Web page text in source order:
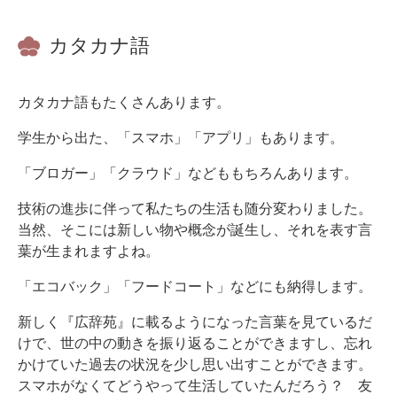
カタカナ語
カタカナ語もたくさんあります。
学生から出た、「スマホ」「アプリ」もあります。
「ブロガー」「クラウド」などももちろんあります。
技術の進歩に伴って私たちの生活も随分変わりました。
当然、そこには新しい物や概念が誕生し、それを表す言
葉が生まれますよね。
「エコバック」「フードコート」などにも納得します。
新しく『広辞苑』に載るようになった言葉を見ているだ
けで、世の中の動きを振り返ることができますし、忘れ
かけていた過去の状況を少し思い出すことができます。
スマホがなくてどうやって生活していたんだろう？ 友